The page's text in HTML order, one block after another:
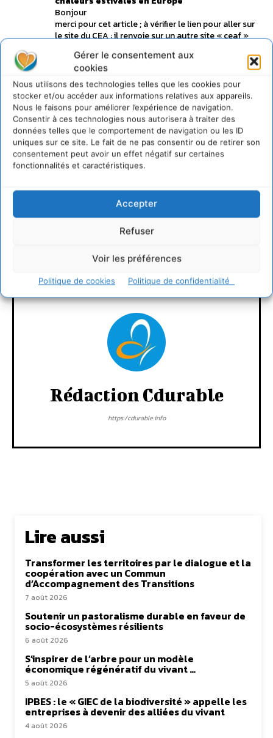
Gérer le consentement aux
cookies
Nous utilisons des technologies telles que les cookies pour
stocker et/ou accéder aux informations relatives aux appareils.
Nous le faisons pour améliorer l’expérience de navigation.
Consentir à ces technologies nous autorisera à traiter des
données telles que le comportement de navigation ou les ID
uniques sur ce site. Le fait de ne pas consentir ou de retirer son
consentement peut avoir un effet négatif sur certaines
fonctionnalités et caractéristiques.
Accepter
Refuser
Voir les préférences
Politique de cookies Politique de confidentialité
Bonjour
merci pour cet article ; à vérifier le lien pour aller sur
le site du CEA : il renvoie sur un autre site « ceaf »
Florence
Connecter pour laisser un commentaire
Cyrille
4 juin 2012 à 9h34
http://www.cea.fr
Merci Florence pour votre vigilance !
La coquille a été corrigée. Le site web du CEA est
http://www.cea.fr
Connecter pour laisser un commentaire
LAISSER UN COMMENTAIRE
Rédaction Cdurable
https:/cdurable.info
Lire aussi
Transformer les territoires par le dialogue et la
coopération avec un Commun
d’Accompagnement des Transitions
7 août 2026
Soutenir un pastoralisme durable en faveur de
socio-écosystèmes résilients
6 août 2026
S’inspirer de l’arbre pour un modèle
économique régénératif du vivant …
5 août 2026
IPBES : le « GIEC de la biodiversité » appelle les
entreprises à devenir des alliées du vivant
4 août 2026